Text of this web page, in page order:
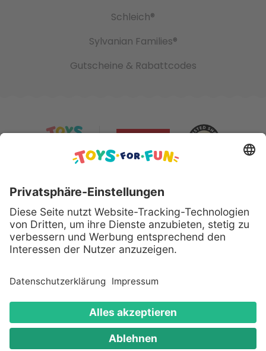
Schleich®
Sylvanian Families®
Gutscheine & Rabattcodes
Sicher bezahlen mit:
Alle genannten Produkte und Logos sind eingetragene
Warenzeichen der jeweiligen Hersteller.
Copyright © 2008 - 2026 Toys for Fun GmbH - Alle
Rechte vorbehalten